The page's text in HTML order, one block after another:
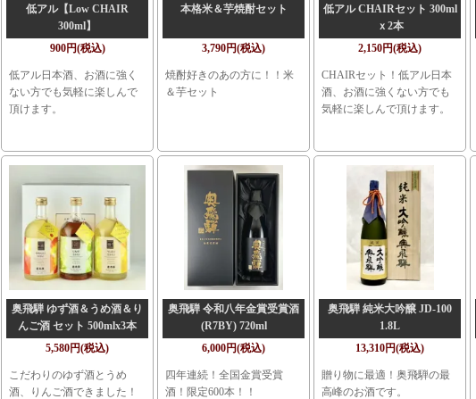
低アル【Low CHAIR
300ml】
900円(税込)
低アル日本酒、お酒に強く
ない方でも気軽に楽しんで
頂けます。
本格米＆芋焼酎セット
3,790円(税込)
焼酎好きのあの方に！！米
＆芋セット
低アル CHAIRセット 300ml
ｘ2本
2,150円(税込)
CHAIRセット！低アル日本
酒、お酒に強くない方でも
気軽に楽しんで頂けます。
奥飛騨 ゆず酒＆うめ酒＆り
んご酒 セット 500mlx3本
5,580円(税込)
こだわりのゆず酒とうめ
酒、りんご酒できました！
奥飛騨 令和八年金賞受賞酒
(R7BY) 720ml
6,000円(税込)
四年連続！全国金賞受賞
酒！限定600本！！
奥飛騨 純米大吟醸 JD-100
1.8L
13,310円(税込)
贈り物に最適！奥飛騨の最
高峰のお酒です。